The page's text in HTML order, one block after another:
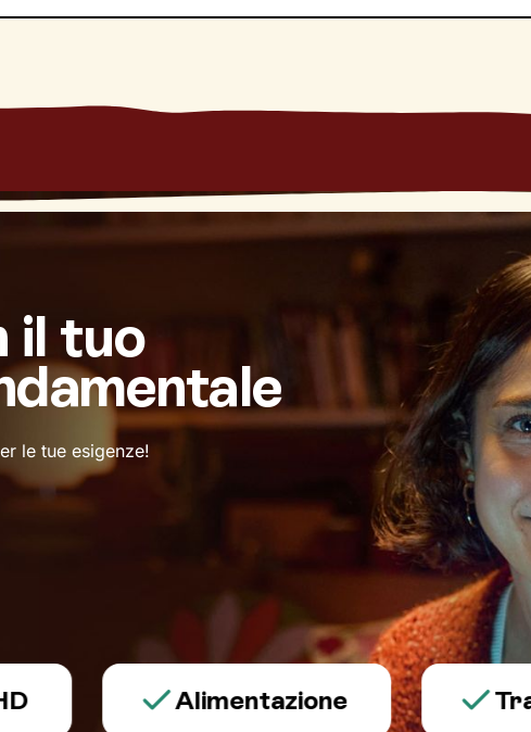
desideri.
il tuo
le tue esigenze!
Alimentazione